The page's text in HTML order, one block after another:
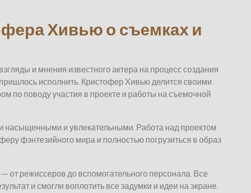
Хивью о съемках и
и мнения известного актера на процесс создания
исполнить. Кристофер Хивью делится своими
по поводу участия в проекте и работы на съемочной
и увлекательными. Работа над проектом
фэнтезийного мира и полностью погрузиться в образ
от режиссеров до вспомогательного персонала. Все
и смогли воплотить все задумки и идеи на экране.